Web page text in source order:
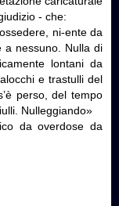
- che:
ni-ente da
a nessuno. Nulla di
lontani da
e trastulli del
perso, del tempo
Nulleggiando»
da overdose da